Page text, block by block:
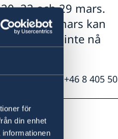
för
din enhet
22 och 29 mars.
Den 21 mars kan
du kan inte nå
på telefon +46 8 405 50